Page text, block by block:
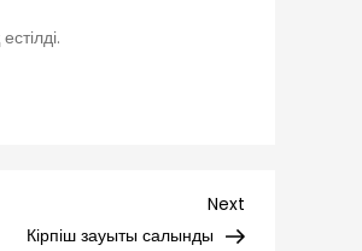
Post
Next
Кірпіш зауыты салынды